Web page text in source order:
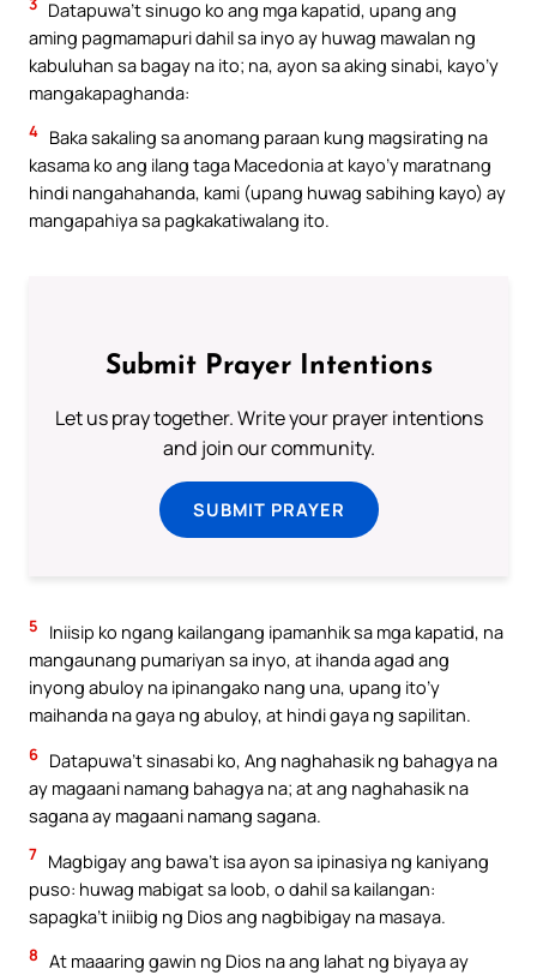
Datapuwa’t sinugo ko ang mga kapatid, upang ang
aming pagmamapuri dahil sa inyo ay huwag mawalan ng
kabuluhan sa bagay na ito; na, ayon sa aking sinabi, kayo’y
mangakapaghanda:
4 Baka sakaling sa anomang paraan kung magsirating na
kasama ko ang ilang taga Macedonia at kayo’y maratnang
hindi nangahahanda, kami (upang huwag sabihing kayo) ay
mangapahiya sa pagkakatiwalang ito.
Submit Prayer Intentions
Let us pray together. Write your prayer intentions
and join our community.
SUBMIT PRAYER
5
Iniisip ko ngang kailangang ipamanhik sa mga kapatid, na
mangaunang pumariyan sa inyo, at ihanda agad ang
inyong abuloy na ipinangako nang una, upang ito’y
maihanda na gaya ng abuloy, at hindi gaya ng sapilitan.
6 Datapuwa’t sinasabi ko, Ang naghahasik ng bahagya na
ay magaani namang bahagya na; at ang naghahasik na
sagana ay magaani namang sagana.
7 Magbigay ang bawa’t isa ayon sa ipinasiya ng kaniyang
puso: huwag mabigat sa loob, o dahil sa kailangan:
sapagka’t iniibig ng Dios ang nagbibigay na masaya.
8 At maaaring gawin ng Dios na ang lahat ng biyaya ay